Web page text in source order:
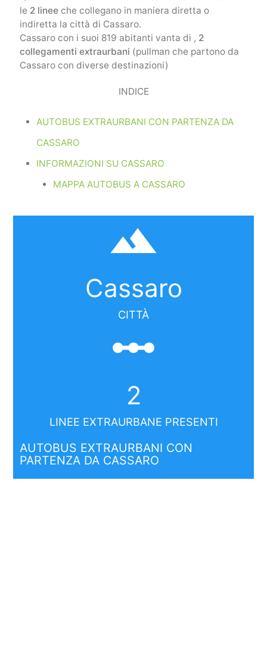
le 2 lineeche collegano in maniera diretta o
indiretta la città di Cassaro.
Cassaro con i suoi 819 abitanti vanta di , 2
collegamenti extraurbani (pullman che partono da
Cassaro con diverse destinazioni)
INDICE
AUTOBUS EXTRAURBANI CON PARTENZA DA
CASSARO
INFORMAZIONI SU CASSARO
MAPPA AUTOBUS A CASSARO
filter_hdr
Cassaro
CITTÀ
linear_scale
2
LINEE EXTRAURBANE PRESENTI
AUTOBUS EXTRAURBANI CON
PARTENZA DA CASSARO